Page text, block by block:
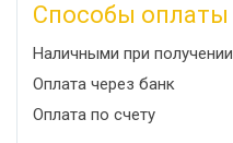
Способы оплаты
Наличными при получении
Оплата через банк
Оплата по счету